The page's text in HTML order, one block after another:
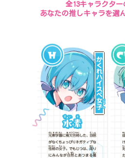
企
全13キャラクター
あなたの推しキャラを選